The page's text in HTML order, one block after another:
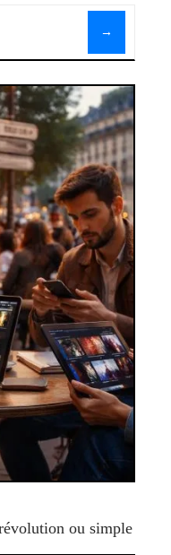
ou simple